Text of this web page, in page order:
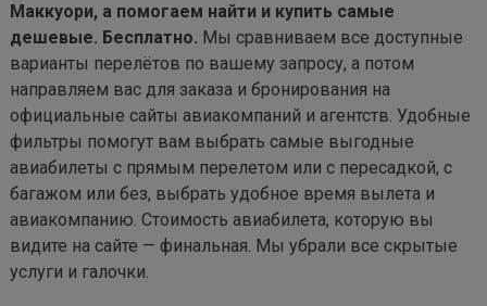
Маккуори, а помогаем найти и купить самые
дешевые. Бесплатно. Мы сравниваем все доступные
варианты перелётов по вашему запросу, а потом
направляем вас для заказа и бронирования на
официальные сайты авиакомпаний и агентств. Удобные
фильтры помогут вам выбрать самые выгодные
авиабилеты с прямым перелетом или с пересадкой, с
багажом или без, выбрать удобное время вылета и
авиакомпанию. Стоимость авиабилета, которую вы
видите на сайте — финальная. Мы убрали все скрытые
услуги и галочки.